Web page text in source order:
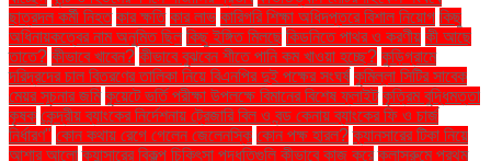
ছাত্রদল কর্মী নিহত কার ক্ষতি কার লাভ কারিগরি শিক্ষা অধিদপ্তরে বিশাল নিয়োগ কিছু
অধিনায়কত্বের নাম অনুমিত ছিল কিছু ইঙ্গিত মিলছে কিডনিতে পাথর ও করণীয় কী আছে
তাতে? কীভাবে খাবেন? কীভাবে বুঝবেন শীতে পানি কম খাওয়া হচ্ছে? কুড়িগ্রামে
দরিদ্রদের চাল বিতরণের তালিকা নিয়ে বিএনপির দুই পক্ষের সংঘর্ষ কুমিল্লা সিটির সাবেক
মেয়র সূচনার জমি কুয়েটে ভর্তি পরীক্ষা উপলক্ষে বিমানের বিশেষ ফ্লাইট কৃত্রিম বুদ্ধিমত্তা
কৃষক কেন্দ্রীয় ব্যাংকের নির্দেশনায় ট্রেজারি বিল ও বন্ড কেনায় ব্যাংকের ফি ও চার্জ
নির্ধারণ" কোন কথায় রেগে গেলেন জেলেনস্কি কোন পক্ষ হারল? ক্যানসারের টিকা নিয়ে
আশার আলো ক্যান্সারের বিকল্প চিকিৎসা পদ্ধতিগুলি কীভাবে কাজ করে ক্লাসরুমে প্রথম